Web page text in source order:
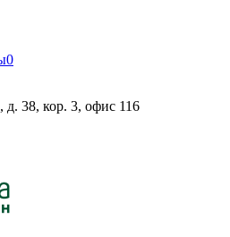
0
38, кор. 3, офис 116